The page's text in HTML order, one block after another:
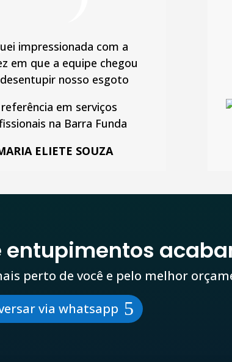
impressionada com a
em que a equipe chegou
nosso esgoto
ELIETE SOUZA
entupimentos
perto de você e pelo melhor
via whatsapp